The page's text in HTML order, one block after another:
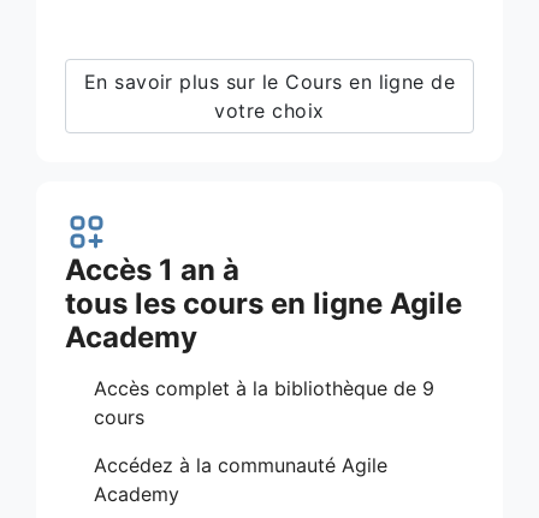
En savoir plus sur le Cours en ligne de
votre choix
Accès 1 an à
tous les cours en ligne Agile
Academy
Accès complet à la bibliothèque de 9
cours
Accédez à la communauté Agile
Academy